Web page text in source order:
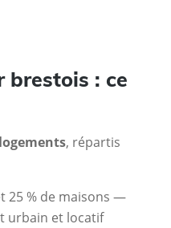
brestois : ce
, répartis
25 % de maisons —
urbain et locatif